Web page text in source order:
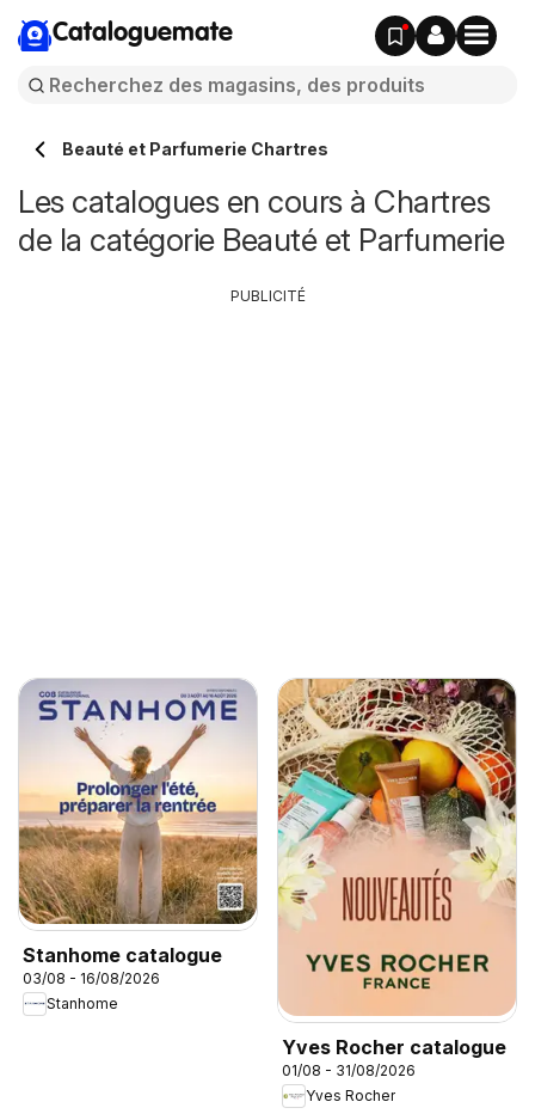
Cataloguemate
Beauté et Parfumerie Chartres
Les catalogues en cours à Chartres
de la catégorie Beauté et Parfumerie
Stanhome catalogue
03/08 - 16/08/2026
Stanhome
Yves Rocher catalogue
01/08 - 31/08/2026
Yves Rocher
PUBLICITÉ